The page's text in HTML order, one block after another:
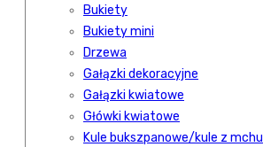
Bukiety
Bukiety mini
Drzewa
Gałązki dekoracyjne
Gałązki kwiatowe
Główki kwiatowe
Kule bukszpanowe/kule z mchu